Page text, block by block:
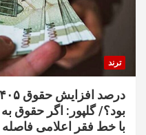
ترند
با خط فقر اعلامی فاصله